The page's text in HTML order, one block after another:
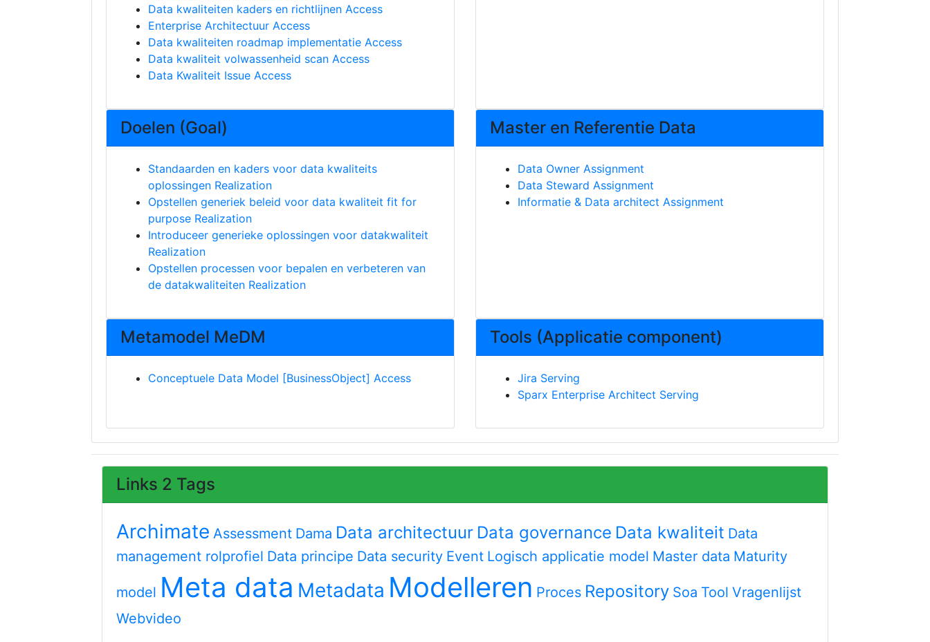
Data kwaliteiten kaders en richtlijnen Access
Enterprise Architectuur Access
Data kwaliteiten roadmap implementatie Access
Data kwaliteit volwassenheid scan Access
Data Kwaliteit Issue Access
Doelen (Goal)
Standaarden en kaders voor data kwaliteits
oplossingen Realization
Opstellen generiek beleid voor data kwaliteit fit for
purpose Realization
Introduceer generieke oplossingen voor datakwaliteit
Realization
Opstellen processen voor bepalen en verbeteren van
de datakwaliteiten Realization
Master en Referentie Data
Data Owner Assignment
Data Steward Assignment
Informatie & Data architect Assignment
Metamodel MeDM
Conceptuele Data Model [BusinessObject] Access
Tools (Applicatie component)
Jira Serving
Sparx Enterprise Architect Serving
Links 2 Tags
Archimate Assessment Dama Data architectuur Data governance Data kwaliteit Data
management rolprofiel Data principe Data security Event Logisch applicatie model Master data Maturity
model Meta data Metadata Modelleren Proces Repository Soa Tool Vragenlijst
Webvideo